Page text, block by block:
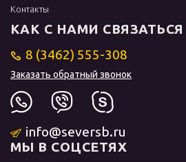
Контакты
КАК С НАМИ СВЯЗАТЬСЯ
8 (3462) 555-308
Заказать обратный звонок
info@seversb.ru
МЫ В СОЦСЕТЯХ